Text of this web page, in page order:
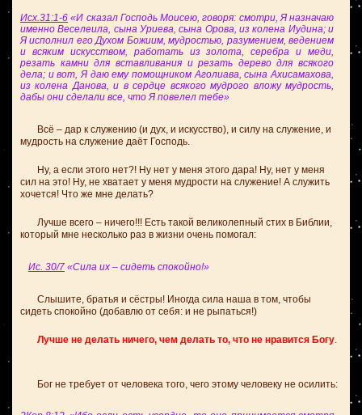
Исх.31:1-6 «И сказал Господь Моисею, говоря: смотри, Я назначаю
именно Веселеила, сына Уриева, сына Орова, из колена Иудина; и
Я исполнил его Духом Божиим, мудростью, разумением, ведением
и всяким искусством, работать из золота, серебра и меди,
резать камни для вставливания и резать дерево для всякого
дела; и вот, Я даю ему помощником Аголиава, сына Ахисамахова,
из колена Данова, и в сердце всякого мудрого вложу мудрость,
дабы они сделали все, что Я повелел тебе»
Всё – дар к служению (и дух, и искусство), и силу на служение, и
мудрость на служение даёт Господь.
Ну, а если этого нет?! Ну нет у меня этого дара! Ну, нет у меня
сил на это! Ну, не хватает у меня мудрости на служение! А служить
хочется! Что же мне делать?
Лучше всего – ничего!!! Есть такой великолепный стих в Библии,
который мне несколько раз в жизни очень помогал:
Ис. 30/7 «Сила их – сидеть спокойно!»
Слышите, братья и сёстры! Иногда сила наша в том, чтобы
сидеть спокойно (добавлю от себя: и не рыпаться!)
Лучше не делать ничего, чем делать то, что не нравится Богу.
Бог не требует от человека того, чего этому человеку не осилить: